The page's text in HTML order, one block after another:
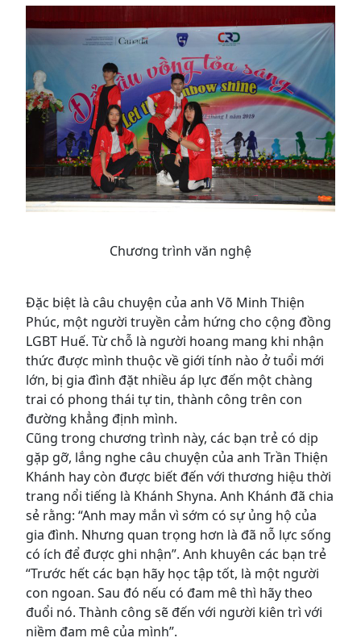
Chương trình văn nghệ
Đặc biệt là câu chuyện của anh Võ Minh Thiện
Phúc, một người truyền cảm hứng cho cộng đồng
LGBT Huế. Từ chỗ là người hoang mang khi nhận
thức được mình thuộc về giới tính nào ở tuổi mới
lớn, bị gia đình đặt nhiều áp lực đến một chàng
trai có phong thái tự tin, thành công trên con
đường khẳng định mình.
Cũng trong chương trình này, các bạn trẻ có dịp
gặp gỡ, lắng nghe câu chuyện của anh Trần Thiện
Khánh hay còn được biết đến với thương hiệu thời
trang nổi tiếng là Khánh Shyna. Anh Khánh đã chia
sẻ rằng: “Anh may mắn vì sớm có sự ủng hộ của
gia đình. Nhưng quan trọng hơn là đã nỗ lực sống
có ích để được ghi nhận”. Anh khuyên các bạn trẻ
“Trước hết các bạn hãy học tập tốt, là một người
con ngoan. Sau đó nếu có đam mê thì hãy theo
đuổi nó. Thành công sẽ đến với người kiên trì với
niềm đam mê của mình”.